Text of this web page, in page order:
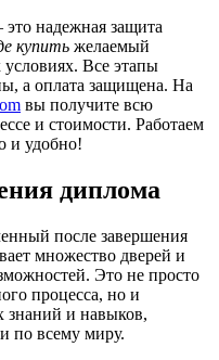
надежная защита
купить желаемый
Все этапы
а оплата защищена. На
вы получите всю
и стоимости. Работаем
и удобно!
диплома
после завершения
множество дверей и
Это не просто
процесса, но и
знаний и навыков,
по всему миру.